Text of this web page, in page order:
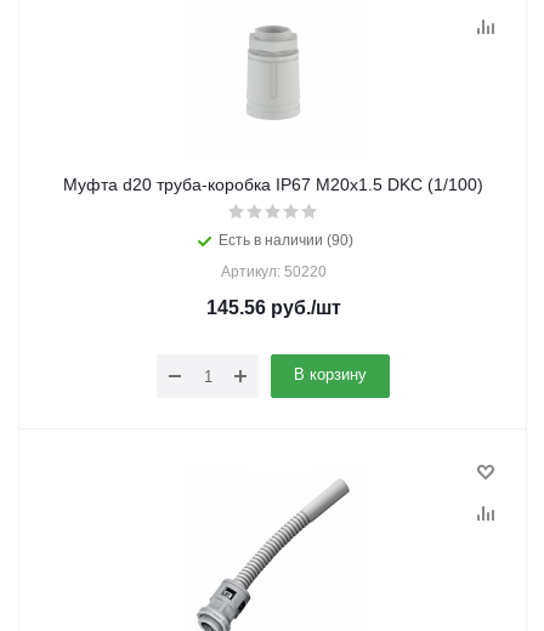
Муфта d20 труба-коробка IP67 М20х1.5 DKC (1/100)
Есть в наличии (90)
Артикул: 50220
145.56руб./шт
В корзину